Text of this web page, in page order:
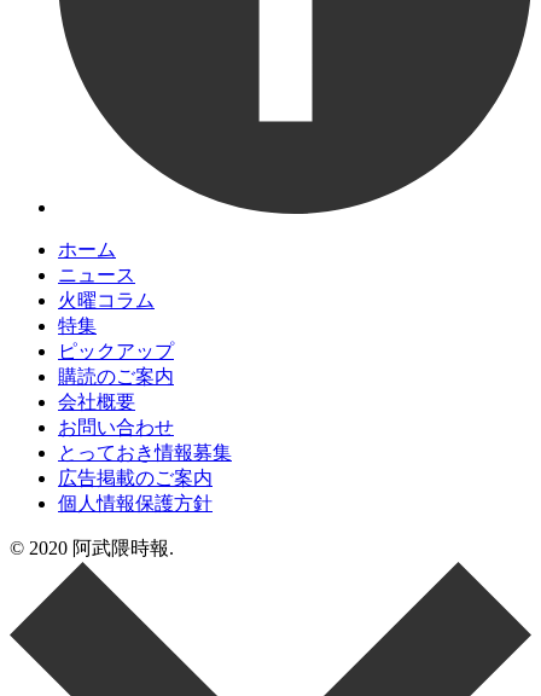
ホーム
ニュース
火曜コラム
特集
ピックアップ
購読のご案内
会社概要
お問い合わせ
とっておき情報募集
広告掲載のご案内
個人情報保護方針
© 2020 阿武隈時報.